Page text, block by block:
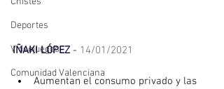
Deportes
Videojuegos
Comunidad Valenciana
IÑAKI LÓPEZ - 14/01/2021
Aumentan el consumo privado y las